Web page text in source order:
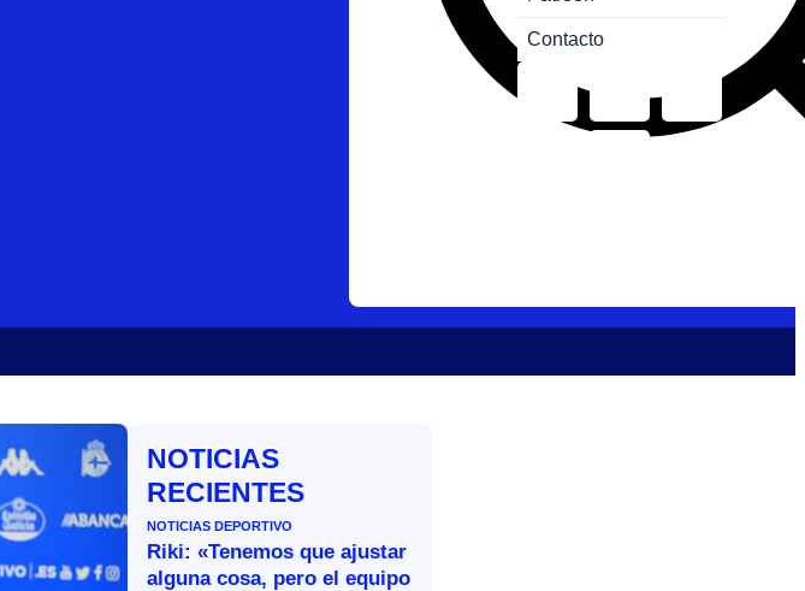
Contacto
NOTICIAS
RECIENTES
NOTICIAS DEPORTIVO
Riki: «Tenemos que ajustar
alguna cosa, pero el equipo